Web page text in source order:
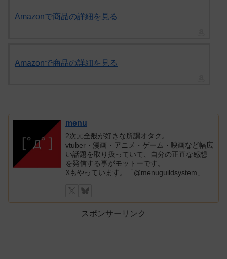
Amazonで商品の詳細を見る
Amazonで商品の詳細を見る
menu
2次元全般が好きな所謂オタク。
vtuber・漫画・アニメ・ゲーム・映画など幅広
い話題を取り扱っていて、自分の正直な感想
を発信する事がモットーです。
Xもやっています。「@menuguildsystem」
スポンサーリンク